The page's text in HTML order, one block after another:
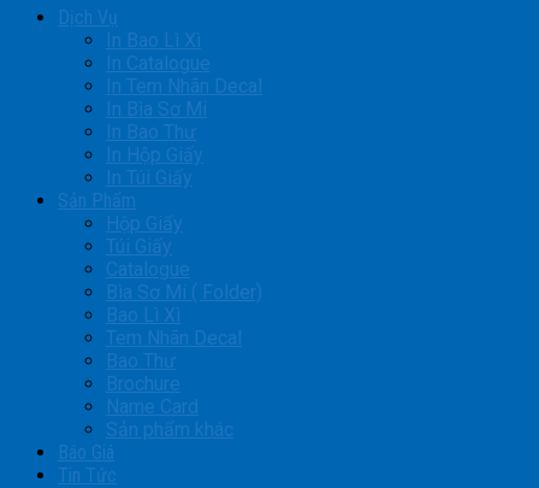
Dịch Vụ
In Bao Lì Xì
In Catalogue
In Tem Nhãn Decal
In Bìa Sơ Mi
In Bao Thư
In Hộp Giấy
In Túi Giấy
Sản Phẩm
Hộp Giấy
Túi Giấy
Catalogue
Bìa Sơ Mi ( Folder)
Bao Lì Xì
Tem Nhãn Decal
Bao Thư
Brochure
Name Card
Sản phẩm khác
Báo Giá
Tin Tức